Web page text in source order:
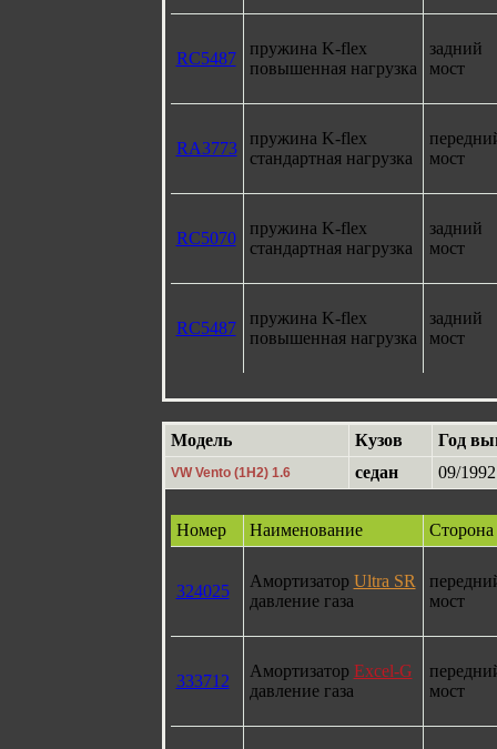
RC5487
пружина K-flex
повышенная нагрузка
задний
мост
RA3773
пружина K-flex
стандартная нагрузка
мост
RC5070
пружина K-flex
стандартная нагрузка
задний
мост
RC5487
пружина K-flex
повышенная нагрузка
задний
мост
Модель Кузов Год
VW Vento (1H2) 1.6 седан 09/
Номер Наименование Сторона
324025
Амортизатор Ultra SR
давление газа
мост
333712
Амортизатор Excel-G
давление газа
мост